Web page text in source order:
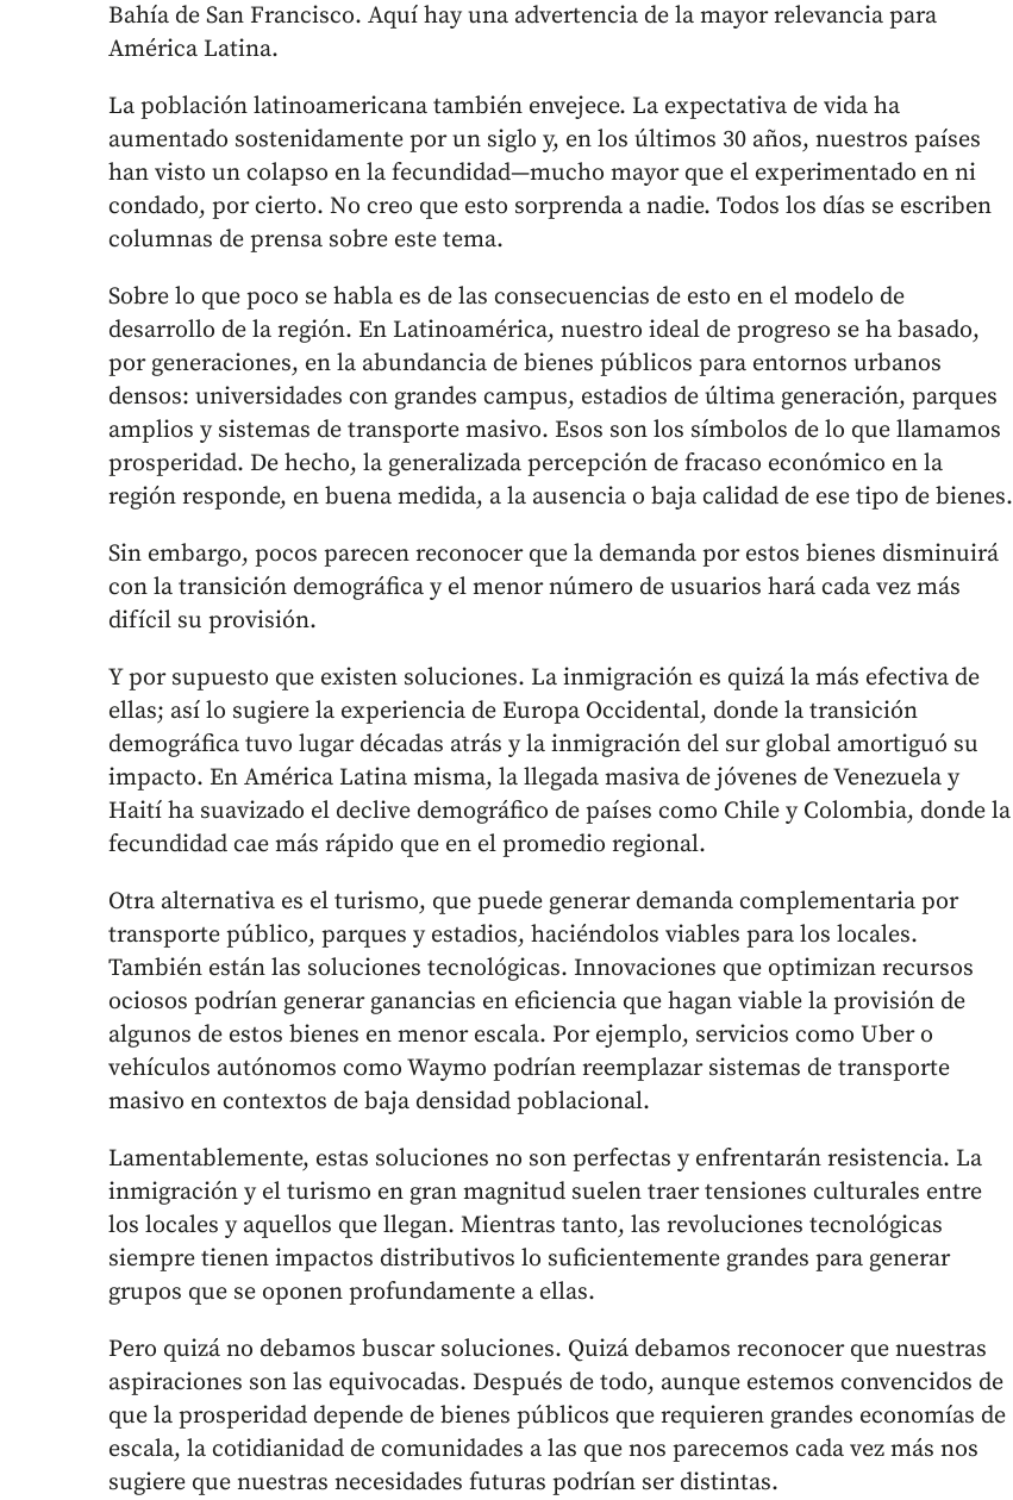
Bahía de San Francisco. Aquí hay una advertencia de la mayor relevancia para
América Latina.
La población latinoamericana también envejece. La expectativa de vida ha
aumentado sostenidamente por un siglo y, en los últimos 30 años, nuestros países
han visto un colapso en la fecundidad—mucho mayor que el experimentado en ni
condado, por cierto. No creo que esto sorprenda a nadie. Todos los días se escriben
columnas de prensa sobre este tema.
Sobre lo que poco se habla es de las consecuencias de esto en el modelo de
desarrollo de la región. En Latinoamérica, nuestro ideal de progreso se ha basado,
por generaciones, en la abundancia de bienes públicos para entornos urbanos
densos: universidades con grandes campus, estadios de última generación, parques
amplios y sistemas de transporte masivo. Esos son los símbolos de lo que llamamos
prosperidad. De hecho, la generalizada percepción de fracaso económico en la
región responde, en buena medida, a la ausencia o baja calidad de ese tipo de bienes.
Sin embargo, pocos parecen reconocer que la demanda por estos bienes disminuirá
con la transición demográfica y el menor número de usuarios hará cada vez más
difícil su provisión.
Y por supuesto que existen soluciones. La inmigración es quizá la más efectiva de
ellas; así lo sugiere la experiencia de Europa Occidental, donde la transición
demográfica tuvo lugar décadas atrás y la inmigración del sur global amortiguó su
impacto. En América Latina misma, la llegada masiva de jóvenes de Venezuela y
Haití ha suavizado el declive demográfico de países como Chile y Colombia, donde la
fecundidad cae más rápido que en el promedio regional.
Otra alternativa es el turismo, que puede generar demanda complementaria por
transporte público, parques y estadios, haciéndolos viables para los locales.
También están las soluciones tecnológicas. Innovaciones que optimizan recursos
ociosos podrían generar ganancias en eficiencia que hagan viable la provisión de
algunos de estos bienes en menor escala. Por ejemplo, servicios como Uber o
vehículos autónomos como Waymo podrían reemplazar sistemas de transporte
masivo en contextos de baja densidad poblacional.
Lamentablemente, estas soluciones no son perfectas y enfrentarán resistencia. La
inmigración y el turismo en gran magnitud suelen traer tensiones culturales entre
los locales y aquellos que llegan. Mientras tanto, las revoluciones tecnológicas
siempre tienen impactos distributivos lo suficientemente grandes para generar
grupos que se oponen profundamente a ellas.
Pero quizá no debamos buscar soluciones. Quizá debamos reconocer que nuestras
aspiraciones son las equivocadas. Después de todo, aunque estemos convencidos de
que la prosperidad depende de bienes públicos que requieren grandes economías de
escala, la cotidianidad de comunidades a las que nos parecemos cada vez más nos
sugiere que nuestras necesidades futuras podrían ser distintas.